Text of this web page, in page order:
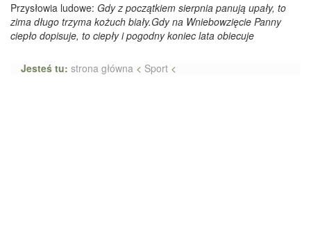
Przysłowia ludowe: Gdy z początkiem sierpnia panują upały, to
zima długo trzyma kożuch biały.Gdy na Wniebowzięcie Panny
ciepło dopisuje, to ciepły i pogodny koniec lata obiecuje
Jesteś tu: strona główna < Sport <